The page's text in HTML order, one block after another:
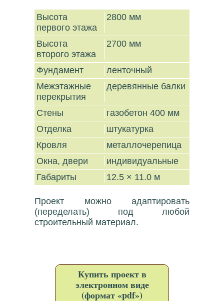
Высота
первого этажа
2800 мм
Высота
второго этажа
2700 мм
Фундамент
ленточный
Межэтажные
перекрытия
деревянные балки
Стены
газобетон 400 мм
Отделка
штукатурка
Кровля
металлочерепица
Окна, двери
индивидуальные
Габариты
12.5 × 11.0 м
Проект можно адаптировать
(переделать) под любой
строительный материал.
Купить проект в
электронном виде
(формат «pdf»)